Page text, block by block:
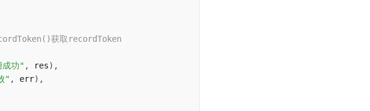
获取recordToken
成功" , res) ,
" , err) ,